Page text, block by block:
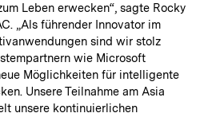
Leben erwecken“, sagte Rocky
„Als führender Innovator im
sind wir stolz
wie Microsoft
Möglichkeiten für intelligente
Unsere Teilnahme am Asia
unsere kontinuierlichen